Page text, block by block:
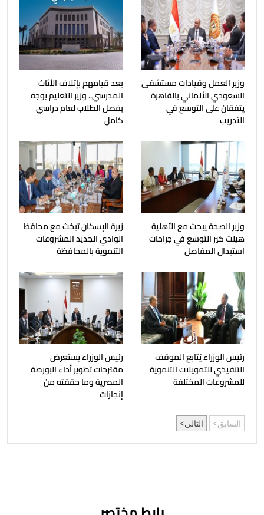
وزير العمل وقيادات مستشفى
السعودي الألماني بالقاهرة
يتفقان على التوسع في
التدريب
بعد قيامهم بإتلاف الأثاث
المدرسي.. وزير التعليم يوجه
بفصل الطلاب لعام دراسي
كامل
وزير الصحة يبحث مع الأهلية
هيلث كير التوسع في جراحات
استبدال المفاصل
زيرة الإسكان تبخث مع محافظ
الوادي الجديد المشروعات
التنموية بالمحافظة
رئيس الوزراء يُتابع الموقف
التنفيذي للتمويلات التنموية
للمشروعات المختلفة
رئيس الوزراء يستعرض
مقترحات تطوير أداء البورصة
المصرية وما حققته من
إنجازات
السابق التالي